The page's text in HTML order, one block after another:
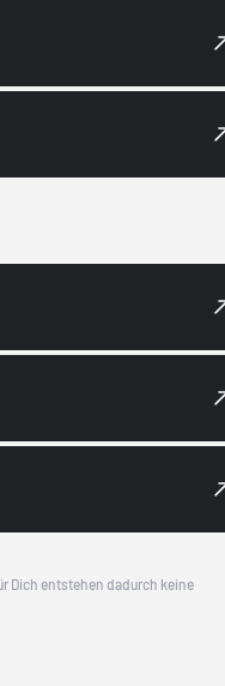
Dich entstehen dadurch keine